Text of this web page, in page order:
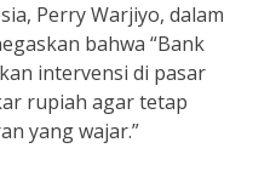
Perry Warjiyo, dalam
bahwa “Bank
intervensi di pasar
rupiah agar tetap
yang wajar.”